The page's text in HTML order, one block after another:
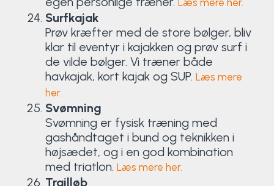
Surfkajak
Prøv kræfter med de store bølger, bliv
klar til eventyr i kajakken og prøv surf i
de vilde bølger. Vi træner både
havkajak, kort kajak og SUP. Læs mere
her.
Svømning
Svømning er fysisk træning med
gashåndtaget i bund og teknikken i
højsædet, og i en god kombination
med triatlon. Læs mere her.
Trailløb